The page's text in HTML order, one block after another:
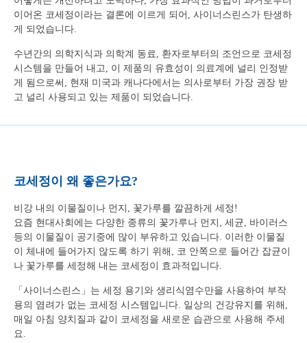
이어온 코세정이라는 결론에 이르게 되어, 사이너스린스가 탄생하
게 되었습니다.
수년간의 의학지식과 의학계 동료, 환자로부터의 조언으로 코세정
시스템을 만들어 내고, 이 제품의 유효성이 의료계에 널리 인정받
게 됨으로써, 현재 미국과 캐나다에서는 의사로부터 가장 권장 받
고 널리 사용되고 있는 제품이 되었습니다.
코세정이 왜 좋은가요?
비강 내의 이물질이나 먼지, 꽃가루를 깔끔하게 세정!
요즘 현대사회에는 다양한 종류의 꽃가루나 먼지, 세균, 바이러스
등의 이물질이 공기중에 많이 부유하고 있습니다. 이러한 이물질
이 체내에 들어가지 않도록 하기 위해, 코 안쪽으로 들어간 잡균이
나 꽃가루를 세정해 내는 코세정이 효과적입니다.
「사이너스린스」는 세정 용기와 생리식염수만을 사용하여 부작
용의 염려가 없는 코세정 시스템입니다. 일상의 건강유지를 위해,
매일 아침 양치질과 같이 코세정을 새로운 습관으로 사용해 주세
요.